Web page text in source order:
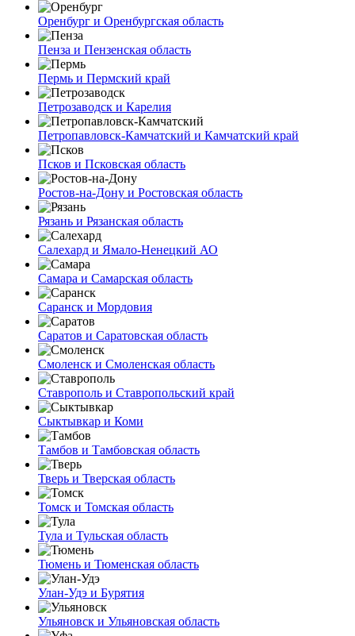
Оренбург и Оренбургская область
Пенза и Пензенская область
Пермь и Пермский край
Петрозаводск и Карелия
Петропавловск-Камчатский и Камчатский край
Псков и Псковская область
Ростов-на-Дону и Ростовская область
Рязань и Рязанская область
Салехард и Ямало-Ненецкий АО
Самара и Самарская область
Саранск и Мордовия
Саратов и Саратовская область
Смоленск и Смоленская область
Ставрополь и Ставропольский край
Сыктывкар и Коми
Тамбов и Тамбовская область
Тверь и Тверская область
Томск и Томская область
Тула и Тульская область
Тюмень и Тюменская область
Улан-Удэ и Бурятия
Ульяновск и Ульяновская область